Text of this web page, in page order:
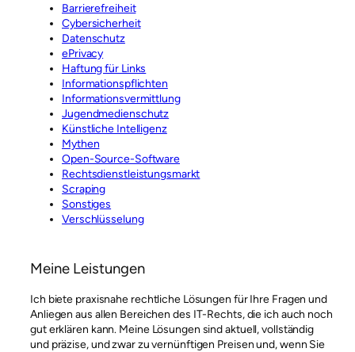
Barrierefreiheit
Cybersicherheit
Datenschutz
ePrivacy
Haftung für Links
Informationspflichten
Informationsvermittlung
Jugendmedienschutz
Künstliche Intelligenz
Mythen
Open-Source-Software
Rechtsdienstleistungsmarkt
Scraping
Sonstiges
Verschlüsselung
Meine Leistungen
Ich biete praxisnahe rechtliche Lösungen für Ihre Fragen und
Anliegen aus allen Bereichen des IT-Rechts, die ich auch noch
gut erklären kann. Meine Lösungen sind aktuell, vollständig
und präzise, und zwar zu vernünftigen Preisen und, wenn Sie